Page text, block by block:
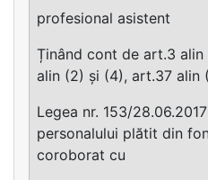
profesional asistent
Ținând cont de art.3 alin
alin (2) și (4), art.37 alin
Legea nr. 153/
personalului plătit din
coroborat cu